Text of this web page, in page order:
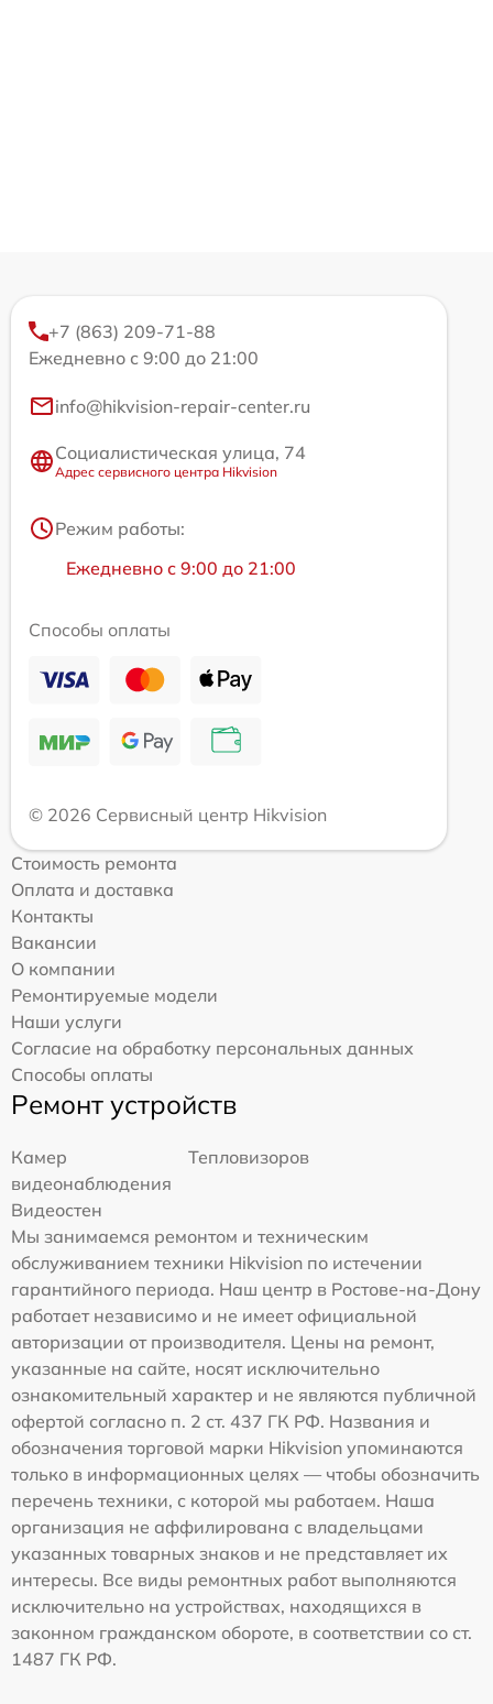
+7 (863) 209-71-88
Ежедневно с 9:00 до 21:00
info@hikvision-repair-center.ru
Социалистическая улица, 74
Адрес сервисного центра Hikvision
Режим работы:
Ежедневно с 9:00 до 21:00
Способы оплаты
© 2026 Сервисный центр Hikvision
Стоимость ремонта
Оплата и доставка
Контакты
Вакансии
О компании
Ремонтируемые модели
Наши услуги
Согласие на обработку персональных данных
Способы оплаты
Ремонт устройств
Камер
видеонаблюдения
Тепловизоров
Видеостен
Мы занимаемся ремонтом и техническим
обслуживанием техники Hikvision по истечении
гарантийного периода. Наш центр в Ростове-на-Дону
работает независимо и не имеет официальной
авторизации от производителя. Цены на ремонт,
указанные на сайте, носят исключительно
ознакомительный характер и не являются публичной
офертой согласно п. 2 ст. 437 ГК РФ. Названия и
обозначения торговой марки Hikvision упоминаются
только в информационных целях — чтобы обозначить
перечень техники, с которой мы работаем. Наша
организация не аффилирована с владельцами
указанных товарных знаков и не представляет их
интересы. Все виды ремонтных работ выполняются
исключительно на устройствах, находящихся в
законном гражданском обороте, в соответствии со ст.
1487 ГК РФ.